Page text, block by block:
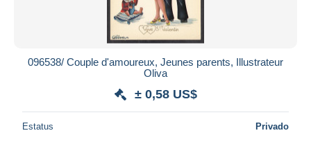
096538/ Couple d'amoureux, Jeunes parents, Illustrateur
Oliva
± 0,58 US$
Estatus Privado